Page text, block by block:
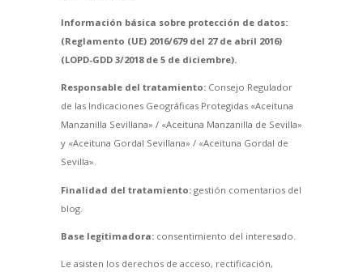
Información básica sobre protección de datos:
(Reglamento (UE) 2016/679 del 27 de abril 2016)
(LOPD-GDD 3/2018 de 5 de diciembre).
Responsable del tratamiento:Consejo Regulador
de las Indicaciones Geográficas Protegidas «Aceituna
Manzanilla Sevillana» / «Aceituna Manzanilla de Sevilla»
y «Aceituna Gordal Sevillana» / «Aceituna Gordal de
Sevilla».
Finalidad del tratamiento:gestión comentarios del
blog.
Base legitimadora:consentimiento del interesado.
Le asisten los derechos de acceso, rectificación,